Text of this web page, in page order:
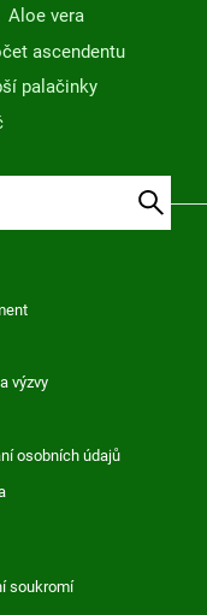
Aloe vera
ascendentu
palačinky
výzvy
osobních údajů
soukromí